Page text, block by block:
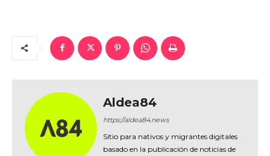
Aldea84
https://aldea84.news
Sitio para nativos y migrantes digitales
basado en la publicación de noticias de